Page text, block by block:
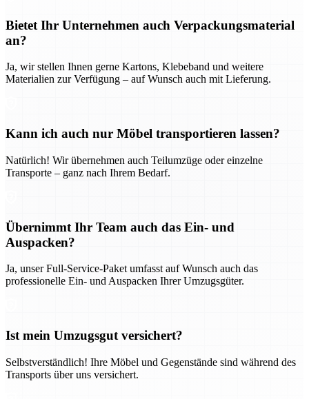
Bietet Ihr Unternehmen auch Verpackungsmaterial
an?
Ja, wir stellen Ihnen gerne Kartons, Klebeband und weitere
Materialien zur Verfügung – auf Wunsch auch mit Lieferung.
Kann ich auch nur Möbel transportieren lassen?
Natürlich! Wir übernehmen auch Teilumzüge oder einzelne
Transporte – ganz nach Ihrem Bedarf.
Übernimmt Ihr Team auch das Ein- und
Auspacken?
Ja, unser Full-Service-Paket umfasst auf Wunsch auch das
professionelle Ein- und Auspacken Ihrer Umzugsgüter.
Ist mein Umzugsgut versichert?
Selbstverständlich! Ihre Möbel und Gegenstände sind während des
Transports über uns versichert.